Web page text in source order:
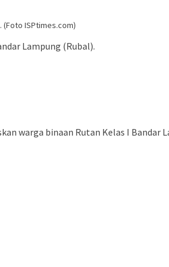
(Foto ISPtimes.com)
Lampung (Rubal).
warga binaan Rutan Kelas I Bandar